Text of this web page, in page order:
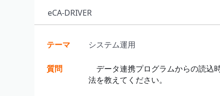
eCA-DRIVER
テーマ システム運用
質問
データ連携プログラムからの読込
法を教えてください。